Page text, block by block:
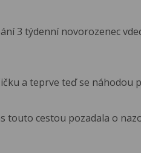
3 týdenní novorozenec
a teprve teď se náhodou
touto cestou pozadala o